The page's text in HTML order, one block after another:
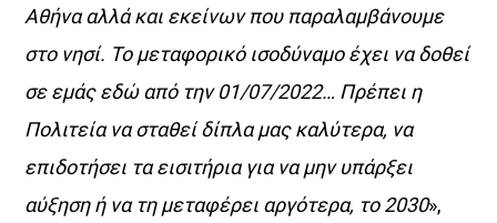
Ο Aegean Voice 107.5 συνεχίζει να σας κρατά συντροφιά
με αγαπημένες επιτυχίες, ξεχωριστές μελωδίες
και μείνετε συντονισμένοι στη συχνότητα
που έχει πάντα κάτι όμορφο να ακουστεί.
Aegean Voice 107.5 τον ραδιοφωνικό σταθμό της
Αθήνα αλλά και εκείνων που παραλαμβάνουμε
στο νησί. Το μεταφορικό ισοδύναμο έχει να δοθεί
σε εμάς εδώ από την 01/07/2022… Πρέπει η
Πολιτεία να σταθεί δίπλα μας καλύτερα, να
επιδοτήσει τα εισιτήρια για να μην υπάρξει
αύξηση ή να τη μεταφέρει αργότερα, το 2030»,